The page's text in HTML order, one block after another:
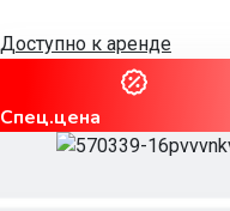
Доступно к аренде
Спец.цена